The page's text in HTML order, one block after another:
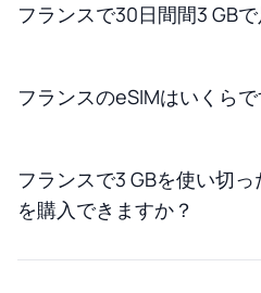
フランスで30日間間3 GB
フランスのeSIMはいくらで
フランスで3 GBを使い切
を購入できますか？